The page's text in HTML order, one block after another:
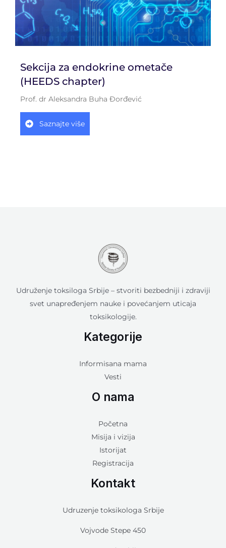
Sekcija za endokrine ometače
(HEEDS chapter)
Prof. dr Aleksandra Buha Đorđević
Saznajte više
Udruženje toksiloga Srbije – stvoriti bezbedniji i zdraviji
svet unapređenjem nauke i povećanjem uticaja
toksikologije.
Kategorije
Informisana mama
Vesti
O nama
Početna
Misija i vizija
Istorijat
Registracija
Kontakt
Udruzenje toksikologa Srbije
Vojvode Stepe 450